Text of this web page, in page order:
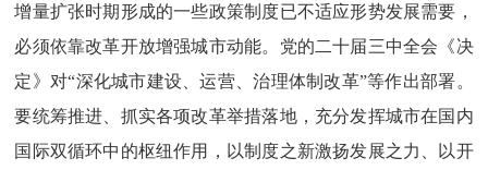
增量扩张时期形成的一些政策制度已不适应形势发展需要，
必须依靠改革开放增强城市动能。党的二十届三中全会《决
定》对“深化城市建设、运营、治理体制改革”等作出部署。
要统筹推进、抓实各项改革举措落地，充分发挥城市在国内
国际双循环中的枢纽作用，以制度之新激扬发展之力、以开